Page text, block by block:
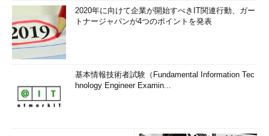
2020年に向けて企業が開始すべきIT関連行動、ガー
トナージャパンが4つのポイントを発表
基本情報技術者試験（Fundamental Information Tec
hnology Engineer Examin...